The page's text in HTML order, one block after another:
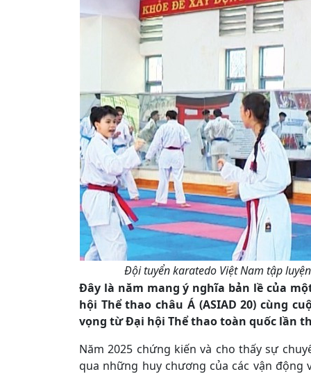
Đội tuyển karatedo Việt Nam tập
Đây là năm mang ý nghĩa bản lề của
hội Thể thao châu Á (ASIAD 20) cùng
vọng từ Đại hội Thể thao toàn quốc lần
Năm 2025 chứng kiến và cho thấy sự
qua những huy chương của các vận